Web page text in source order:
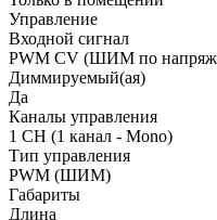
Управление
Входной сигнал
PWM СV (ШИМ по
Диммируемый(ая)
Да
Каналы управления
1 CH (1 канал - Mono)
Тип управления
PWM (ШИМ)
Габариты
Длина